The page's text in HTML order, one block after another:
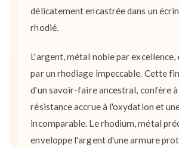
délicatement encastrée dans un
rhodié.
L'argent, métal noble par excellence,
par un rhodiage impeccable. Cette
d'un savoir-faire ancestral, confère
résistance accrue à l'oxydation et
incomparable. Le rhodium, métal
enveloppe l'argent d'une armure